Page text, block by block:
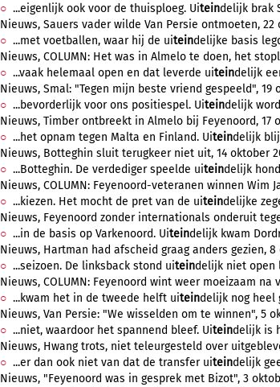
...eigenlijk ook voor de thuisploeg. Uiteindelijk brak
Nieuws, Sauers vader wilde Van Persie ontmoeten, 22
...met voetballen, waar hij de uiteindelijke basis
Nieuws, COLUMN: Het was in Almelo te doen, het
...vaak helemaal open en dat leverde uiteindelijk
Nieuws, Smal: "Tegen mijn beste vriend gespeeld", 19
...bevorderlijk voor ons positiespel. Uiteindelijk
Nieuws, Timber ontbreekt in Almelo bij Feyenoord, 17
...het opnam tegen Malta en Finland. Uiteindelijk
Nieuws, Botteghin sluit terugkeer niet uit, 14 oktober
...Botteghin. De verdediger speelde uiteindelijk
Nieuws, COLUMN: Feyenoord-veteranen winnen Wim
...kiezen. Het mocht de pret van de uiteindelijke
Nieuws, Feyenoord zonder internationals onderuit
...in de basis op Varkenoord. Uiteindelijk kwam
Nieuws, Hartman had afscheid graag anders gezien, 8
...seizoen. De linksback stond uiteindelijk niet open
Nieuws, COLUMN: Feyenoord wint weer moeizaam na
...kwam het in de tweede helft uiteindelijk nog heel
Nieuws, Van Persie: "We wisselden om te winnen", 5
...niet, waardoor het spannend bleef. Uiteindelijk is
Nieuws, Hwang trots, niet teleurgesteld over
...er dan ook niet van dat de transfer uiteindelijk
Nieuws, "Feyenoord was in gesprek met Bizot", 3